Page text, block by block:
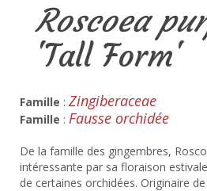
Roscoea
'Tall Form'
Famille : Zingiberaceae
Famille : Fausse orchidée
De la famille des gingembres,
intéressante par sa floraison
de certaines orchidées. Originaire